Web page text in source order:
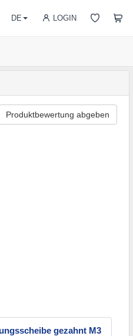
LOGIN
DE
Produktbewertung abgeben
gezahnt М3